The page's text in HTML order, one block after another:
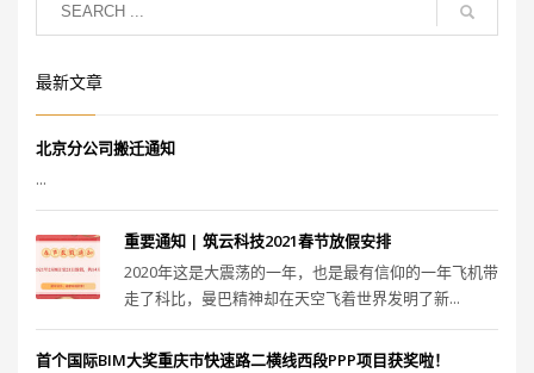
最新文章
北京分公司搬迁通知
...
重要通知 | 筑云科技2021春节放假安排
2020年这是大震荡的一年，也是最有信仰的一年飞机带
走了科比，曼巴精神却在天空飞着世界发明了新...
首个国际BIM大奖重庆市快速路二横线西段PPP项目获奖啦！